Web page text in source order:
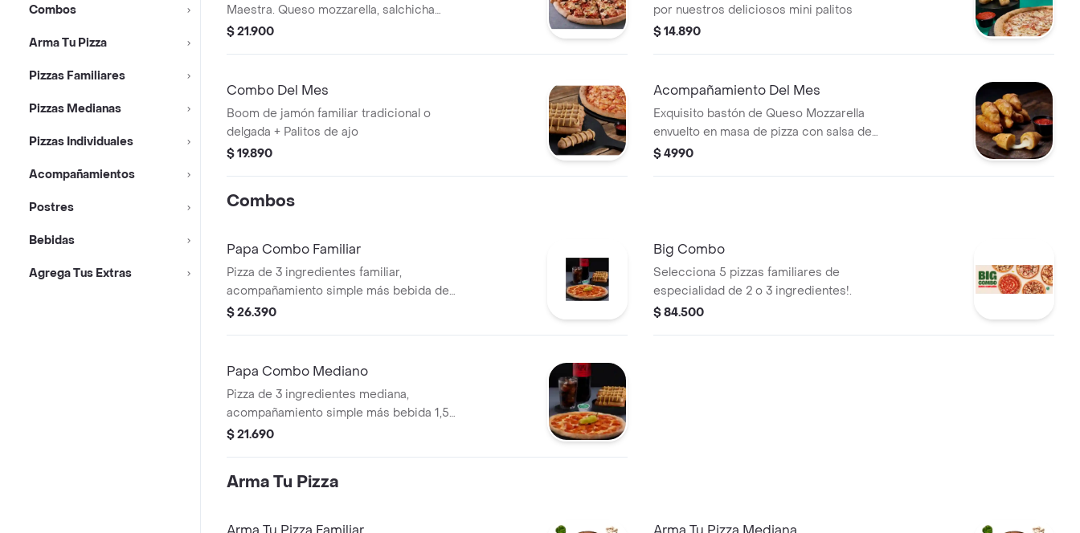
Combos
Arma Tu Pizza
Pizzas Familiares
Pizzas Medianas
Pizzas Individuales
Acompañamientos
Postres
Bebidas
Agrega Tus Extras
Maestra. Queso mozzarella, salchicha
italiana, pepperoni, jamón, cebolla,
$ 21.900
por nuestros deliciosos mini palitos
$ 14.890
Combo Del Mes
Boom de jamón familiar tradicional o
delgada + Palitos de ajo
$ 19.890
Acompañamiento Del Mes
Exquisito bastón de Queso Mozzarella
envuelto en masa de pizza con salsa de
ajo, acompañado de un cup de salsa de
$ 4990
Combos
Papa Combo Familiar
Pizza de 3 ingredientes familiar,
acompañamiento simple más bebida de
2,5 lt.
$ 26.390
Big Combo
Selecciona 5 pizzas familiares de
especialidad de 2 o 3 ingredientes!.
$ 84.500
Papa Combo Mediano
Pizza de 3 ingredientes mediana,
acompañamiento simple más bebida 1,5
lt.
$ 21.690
Arma Tu Pizza